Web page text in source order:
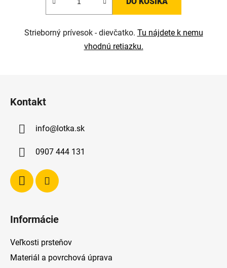
Strieborný prívesok - dievčatko. Tu nájdete k nemu
vhodnú retiazku.
Kontakt
info@lotka.sk
0907 444 131
Informácie
Veľkosti prsteňov
Materiál a povrchová úprava